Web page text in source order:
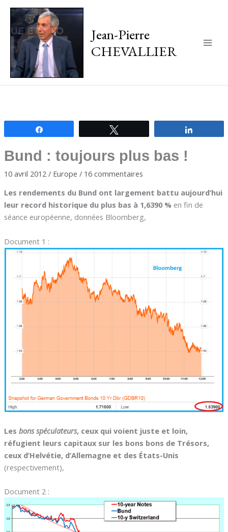
Jean-Pierre
CHEVALLIER
Bund : toujours plus bas !
10 avril 2012 / Europe / 16 commentaires
Les rendements du Bund ont largement battu aujourd’hui
leur record historique du plus bas à 1,6390 % en fin de
séance européenne, données Bloomberg,
Document 1 :
Les bons spéculateurs, ceux qui voient juste et loin,
réfugient leurs capitaux sur les bons bons de Trésors,
ceux d’Helvétie, d’Allemagne et des États-Unis
(respectivement),
Document 2 :